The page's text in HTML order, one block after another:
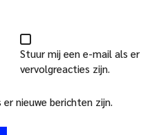
Stuur mij een e-mail als er
vervolgreacties zijn.
nieuwe berichten zijn.